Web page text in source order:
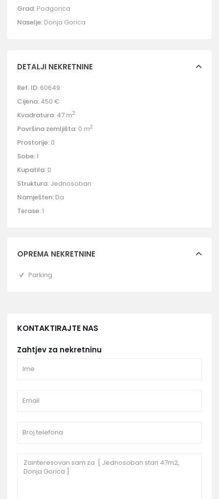
Grad: Podgorica
Naselje: Donja Gorica
DETALJI NEKRETNINE
Ref. ID: 60649
Cijena: 450 €
Kvadratura: 47 m2
Površina zemljišta: 0 m2
Prostorije: 0
Sobe:1
Kupatila: 0
Struktura: Jednosoban
Namješten: Da
Terase:1
OPREMA NEKRETNINE
Parking
KONTAKTIRAJTE NAS
Zahtjev za nekretninu